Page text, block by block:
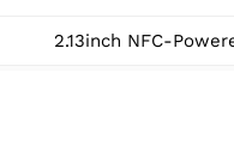
2.13inch NFC-